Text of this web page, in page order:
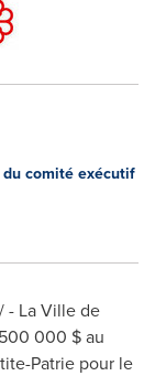
comité exécutif
- La Ville de
000 $ au
Patrie pour le